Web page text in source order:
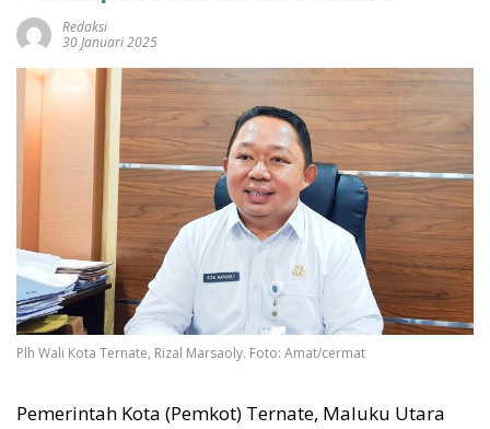
Redaksi
30 Januari 2025
Plh Wali Kota Ternate, Rizal Marsaoly. Foto: Amat/cermat
Pemerintah Kota (Pemkot) Ternate, Maluku Utara